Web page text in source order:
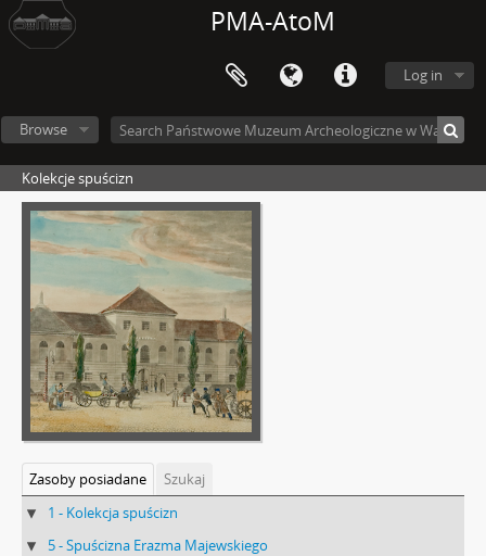
PMA-AtoM
Log in
Browse
Kolekcje spuścizn
Zasoby posiadane
Szukaj
1 - Kolekcja spuścizn
5 - Spuścizna Erazma Majewskiego